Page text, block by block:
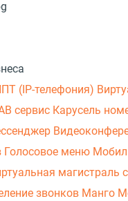
(IP-телефония)
сервис Карусель
Голосовое меню
магистраль
звонков Манго